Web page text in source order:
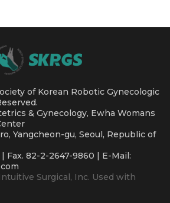
of Korean Robotic Gynecologic
& Gynecology, Ewha Womans
Yangcheon-gu, Seoul, Republic of
Fax. 82-2-2647-9860 | E-Mail:
Surgical, Inc. Used with